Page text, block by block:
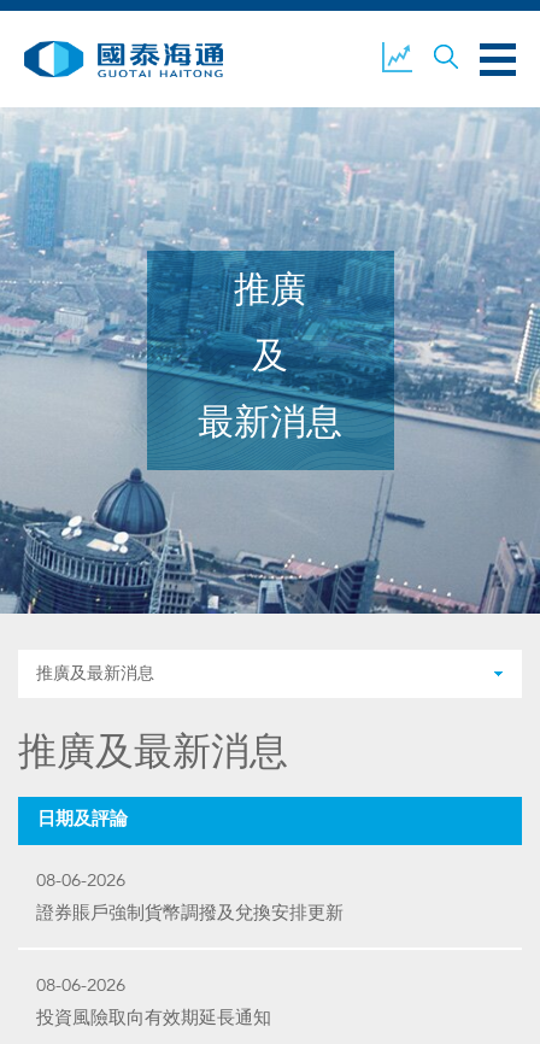
業務概覽 公司新聞
環境、社會及企業管治 國泰海通證券 聯絡我們
推廣
及
最新消息
推廣及最新消息
推廣及最新消息
日期及評論
08-06-2026
證券賬戶強制貨幣調撥及兌換安排更新
08-06-2026
投資風險取向有效期延長通知